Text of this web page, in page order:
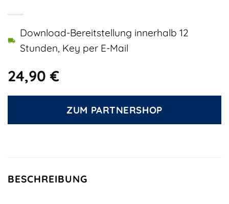
24,90€
Download-Bereitstellung innerhalb 12
Stunden, Key per E-Mail
ZUM PARTNERSHOP
BESCHREIBUNG